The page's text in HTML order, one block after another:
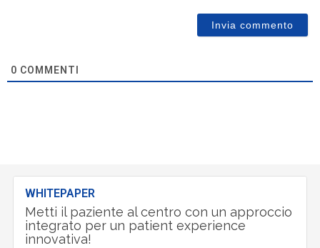
0 COMMENTI
WHITEPAPER
Metti il paziente al centro con un approccio
integrato per un patient experience
innovativa!